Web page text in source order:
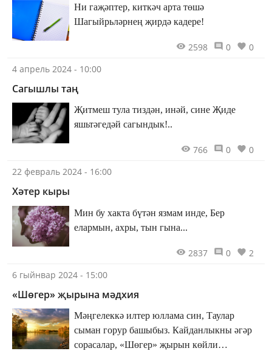
Ни гаҗәптер, киткәч арта төшә
Шагыйрьләрнең җирдә кадере!
2598 0
0
4 апрель 2024 - 10:00
Сагышлы таң
Җитмеш тула тиздән, инәй, сине Җиде
яшьтәгедәй сагындык!..
766 0
0
22 февраль 2024 - 16:00
Хәтер кыры
Мин бу хакта бүтән язмам инде, Бер
елармын, ахры, тын гына...
2837 0
2
6 гыйнвар 2024 - 15:00
«Шөгер» җырына мәдхия
Мәңгелеккә илтер юллама син, Таулар
сыман горур башыбыз. Кайданлыкны әгәр
сорасалар, «Шөгер» җырын көйли